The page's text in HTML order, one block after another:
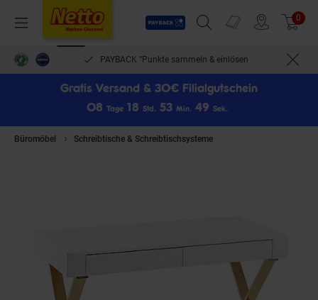
Menü
Payback
Suchfeld einblenden
Prospekte 0
PAYBACK °Punkte sammeln & einlösen
Gratis Versand & 30€ Filialgutschein
08 Tage 18 Std. 53 Min. 49 Sek.
Büromöbel Schreibtische & Schreibtischsysteme